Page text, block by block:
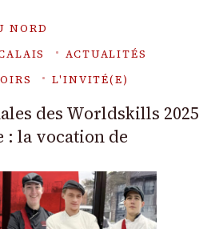
NORD
ACTUALITÉS
L'INVITÉ(E)
des Worldskills 2025
: la vocation de